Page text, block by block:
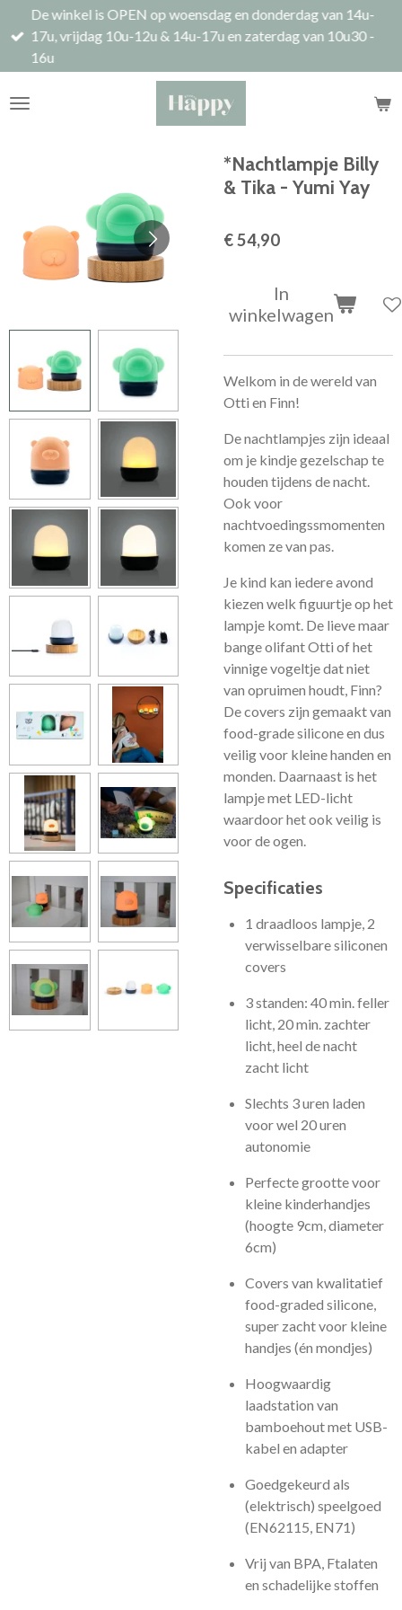
direct
naar
hoofdinhoud
De winkel is OPEN op woensdag en donderdag van 14u-
17u, vrijdag 10u-12u & 14u-17u en zaterdag van 10u30 -
16u
*Nachtlampje Billy
& Tika - Yumi Yay
€ 54,90
In
winkelwagen
Welkom in de wereld van
Otti en Finn!
De nachtlampjes zijn ideaal
om je kindje gezelschap te
houden tijdens de nacht.
Ook voor
nachtvoedingssmomenten
komen ze van pas.
Je kind kan iedere avond
kiezen welk figuurtje op het
lampje komt. De lieve maar
bange olifant Otti of het
vinnige vogeltje dat niet
van opruimen houdt, Finn?
De covers zijn gemaakt van
food-grade silicone en dus
veilig voor kleine handen en
monden. Daarnaast is het
lampje met LED-licht
waardoor het ook veilig is
voor de ogen.
Specificaties
1 draadloos lampje, 2
verwisselbare siliconen
covers
3 standen: 40 min. feller
licht, 20 min. zachter
licht, heel de nacht
zacht licht
Slechts 3 uren laden
voor wel 20 uren
autonomie
Perfecte grootte voor
kleine kinderhandjes
(hoogte 9cm, diameter
6cm)
Covers van kwalitatief
food-graded silicone,
super zacht voor kleine
handjes (én mondjes)
Hoogwaardig
laadstation van
bamboehout met USB-
kabel en adapter
Goedgekeurd als
(elektrisch) speelgoed
(EN62115, EN71)
Vrij van BPA, Ftalaten
en schadelijke stoffen